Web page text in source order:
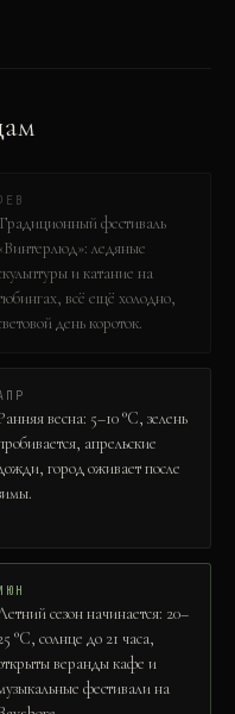
фестиваль
ледяные
и катание на
всё ещё холодно,
день короток.
весна: 5–10 °C, зелень
апрельские
город оживает после
сезон начинается: 20–
°C, солнце до 21 часа,
веранды кафе и
фестивали на